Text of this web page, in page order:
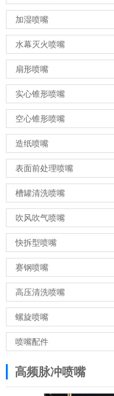
加湿喷嘴
水幕灭火喷嘴
扇形喷嘴
实心锥形喷嘴
空心锥形喷嘴
造纸喷嘴
表面前处理喷嘴
槽罐清洗喷嘴
吹风吹气喷嘴
快拆型喷嘴
赛钢喷嘴
高压清洗喷嘴
螺旋喷嘴
喷嘴配件
高频脉冲喷嘴